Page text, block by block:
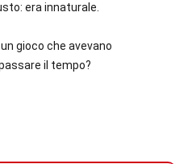
era innaturale.
gioco che avevano
il tempo?